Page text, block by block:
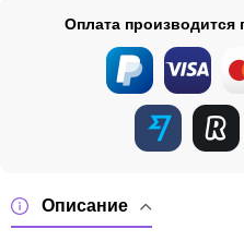
Описание
Оплата